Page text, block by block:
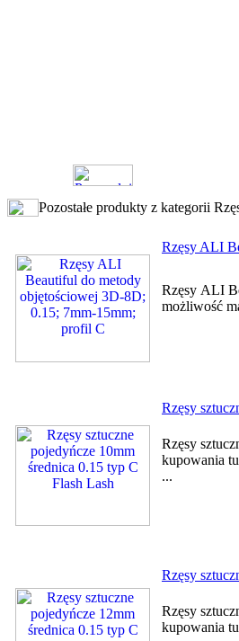
Pozostałe produkty z kategorii
Rzęsy ALI
Rzęsy ALI
Rzęsy
Rzęsy
kupowania
...
Rzęsy
Rzęsy
kupowania